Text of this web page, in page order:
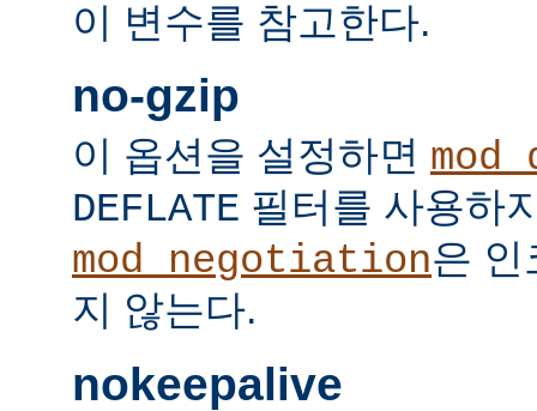
이 변수를 참고한다.
no-gzip
이 옵션을 설정하면
DEFLATE 필터를 사용하
mod_negotiation은 인
지 않는다.
nokeepalive